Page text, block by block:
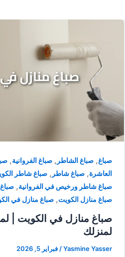
صباغ, صباغ الشاطر , صباغ الفروانية,
العاشرة, صباغ شاطر , صباغ شاطر
صباغ شاطر ورخيص في الفروانية,
صباغ منازل الكويت, صباغ منازل في
صباغ منازل في الكويت |
لمنزلك
Yasmine Yasser
/ فبراير 5, 2026